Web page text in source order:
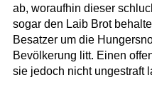
ab, woraufhin dieser
sogar den Laib Brot
Besatzer um die
Bevölkerung litt. Einen
sie jedoch nicht ungestraft